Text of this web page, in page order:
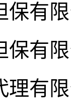
保有
保有
理有